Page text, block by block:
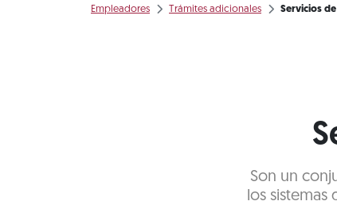
Empleadores Trámites adicionales Servicios
Son un
los sistemas